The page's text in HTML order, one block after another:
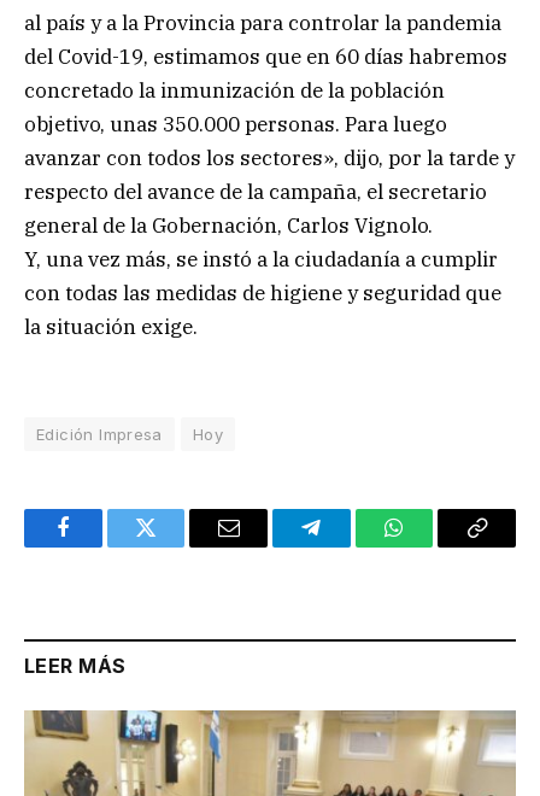
al país y a la Provincia para controlar la pandemia
del Covid-19, estimamos que en 60 días habremos
concretado la inmunización de la población
objetivo, unas 350.000 personas. Para luego
avanzar con todos los sectores», dijo, por la tarde y
respecto del avance de la campaña, el secretario
general de la Gobernación, Carlos Vignolo.
Y, una vez más, se instó a la ciudadanía a cumplir
con todas las medidas de higiene y seguridad que
la situación exige.
Edición Impresa Hoy
FacebookTwitter Email TelegramWhatsAppCopy
LEER MÁS